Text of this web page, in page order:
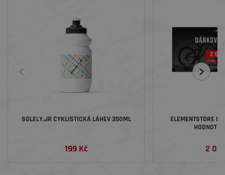
SOLELY.JR CYKLISTICKÁ LÁHEV 350ML
199 Kč
ELEMENTSTORE
2